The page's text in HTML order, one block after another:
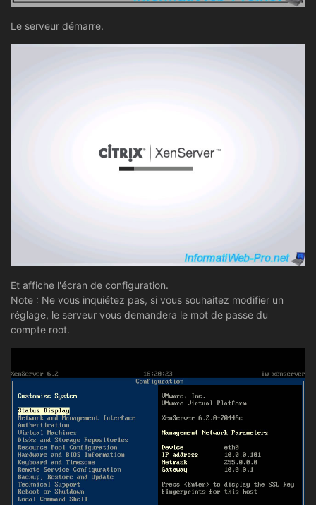
Le serveur démarre.
Et affiche l'écran de configuration.
Note : Ne vous inquiétez pas, si vous souhaitez modifier un
réglage, le serveur vous demandera le mot de passe du
compte root.